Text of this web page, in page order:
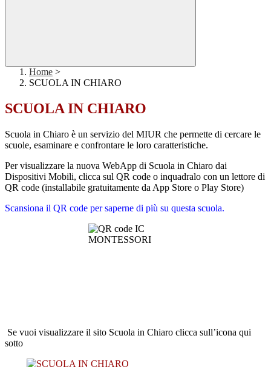
Home >
SCUOLA IN CHIARO
SCUOLA IN CHIARO
Scuola in Chiaro è un servizio del MIUR che permette di cercare le
scuole, esaminare e confrontare le loro caratteristiche.
Per visualizzare la nuova WebApp di Scuola in Chiaro dai
Dispositivi Mobili, clicca sul QR code o inquadralo con un lettore di
QR code (installabile gratuitamente da App Store o Play Store)
Scansiona il QR code per saperne di più su questa scuola.
Se vuoi visualizzare il sito Scuola in Chiaro clicca sull’icona qui
sotto